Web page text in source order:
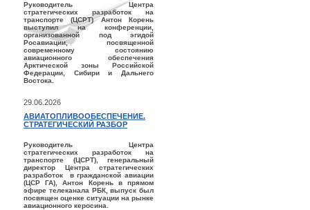
Руководитель Центра
стратегических разработок на
транспорте (ЦСРТ) Антон Корень
выступил на конференции,
организованной под эгидой
Росавиации, посвященной
современному состоянию
авиационного обеспечения
Арктической зоны Российской
Федерации, Сибири и Дальнего
Востока.
29.06.2026
АВИАТОПЛИВООБЕСПЕЧЕНИЕ.
СТРАТЕГИЧЕСКИЙ РАЗБОР
Руководитель Центра
стратегических разработок на
транспорте (ЦСРТ), генеральный
директор Центра стратегических
разработок в гражданской авиации
(ЦСР ГА), Антон Корень в прямом
эфире телеканала РБК, выпуск был
посвящен оценке ситуации на рынке
авиационного керосина.